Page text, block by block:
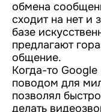
обмена
сходит на нет и
базе
предлагают
общение.
Когда-то
поводом для
позволял
делать